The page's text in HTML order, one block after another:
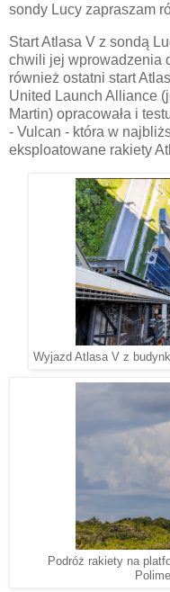
sondy Lucy zapraszam
Start Atlasa V z sondą
chwili jej wprowadzenia
również ostatni start
United Launch Alliance
Martin) opracowała i
- Vulcan - która w
eksploatowane rakiety
Wyjazd Atlasa V z
Podróż rakiety na